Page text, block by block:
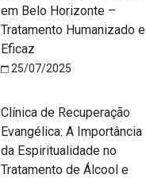
em Belo Horizonte –
Tratamento Humanizado e
Eficaz
25/07/2025
Clínica de Recuperação
Evangélica: A Importância
da Espiritualidade no
Tratamento de Álcool e